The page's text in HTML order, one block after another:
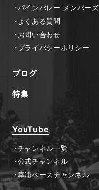
パインバレー メンバーズ
よくある質問
お問い合わせ
プライバシーポリシー
ブログ
特集
YouTube
チャンネル一覧
公式チャンネル
幸浦ベースチャンネル